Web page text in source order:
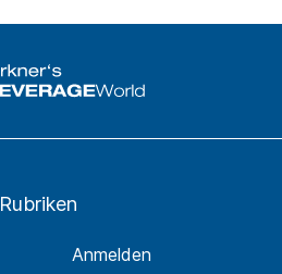
Rubriken
Anmelden